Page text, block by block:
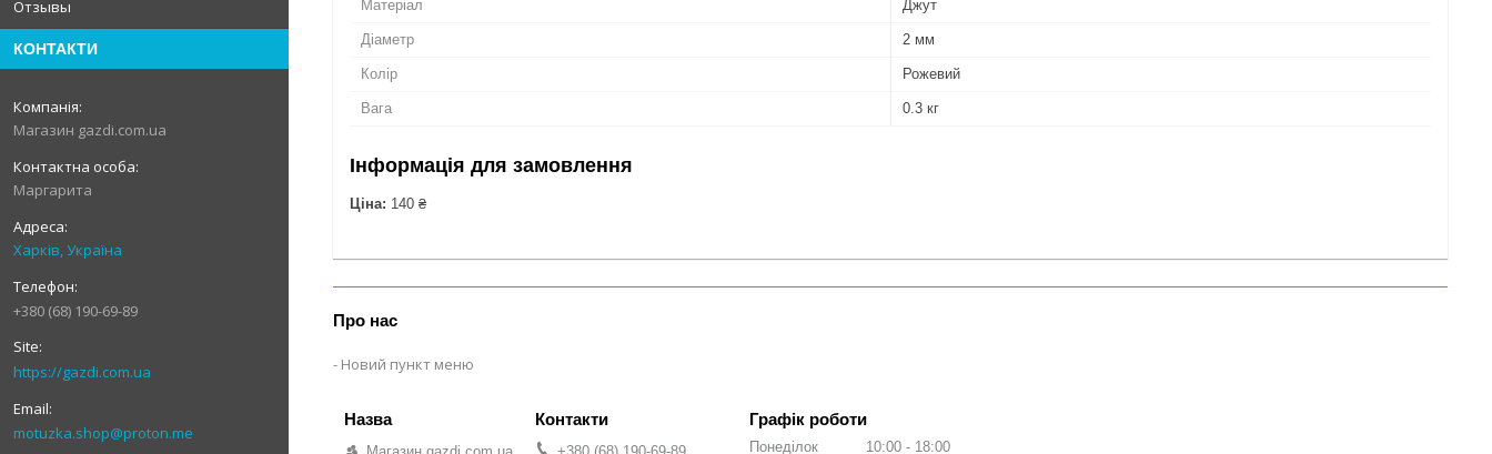
Отзывы
КОНТАКТИ
Магазин gazdi.com.ua
Маргарита
Харків, Україна
+380 (68) 190-69-89
https://gazdi.com.ua
motuzka.shop@proton.me
Матеріал Джут
Діаметр 2 мм
Колір Рожевий
Вага 0.3 кг
Інформація для замовлення
Ціна: 140 ₴
Про нас
Новий пункт меню
Графік роботи
Понеділок 10:00 18:00